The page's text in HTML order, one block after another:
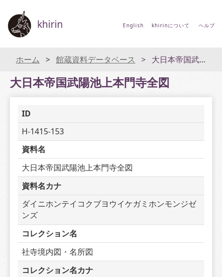
khirin English khirinについて ヘルプ
ホーム 館蔵資料データベース 大日本帝国武陽池上本門寺全図
大日本帝国武陽池上本門寺全図
ID
H-1415-153
資料名
大日本帝国武陽池上本門寺全図
資料名カナ
ダイニホンテイコクブヨウイケガミホンモンジゼ
ンズ
コレクション名
社寺境内図・名所図
コレクション名カナ